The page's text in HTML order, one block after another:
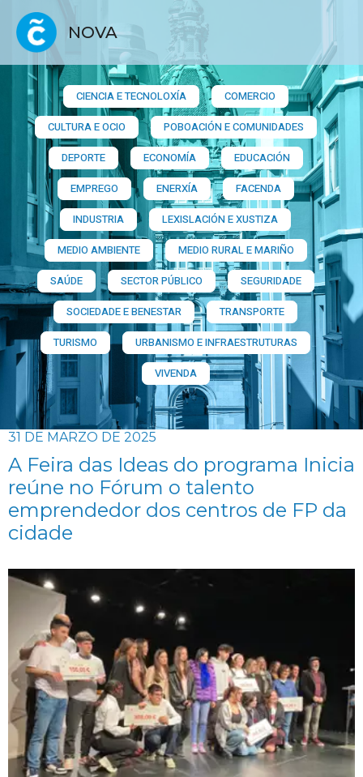
NOVA
CIENCIA E TECNOLOXÍA
COMERCIO
CULTURA E OCIO
POBOACIÓN E COMUNIDADES
DEPORTE
ECONOMÍA
EDUCACIÓN
EMPREGO
ENERXÍA
FACENDA
INDUSTRIA
LEXISLACIÓN E XUSTIZA
MEDIO AMBIENTE
MEDIO RURAL E MARIÑO
SAÚDE
SECTOR PÚBLICO
SEGURIDADE
SOCIEDADE E BENESTAR
TRANSPORTE
TURISMO
URBANISMO E INFRAESTRUTURAS
VIVENDA
31 DE MARZO DE 2025
A Feira das Ideas do programa Inicia
reúne no Fórum o talento
emprendedor dos centros de FP da
cidade